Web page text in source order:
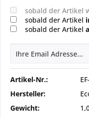
sobald der Artikel
sobald der Artikel
sobald der Artikel
Artikel-Nr.:
Hersteller:
Gewicht: